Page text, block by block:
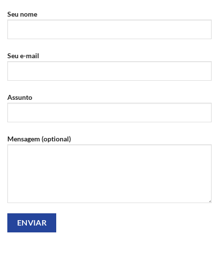
Seu nome
Seu e-mail
Assunto
Mensagem (optional)